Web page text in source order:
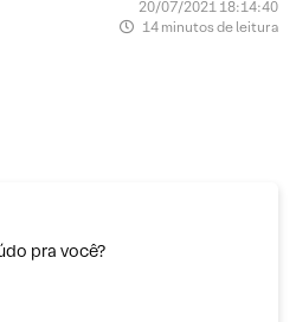
20/07/2021 18:14:40
14 minutos de leitura
pra você?